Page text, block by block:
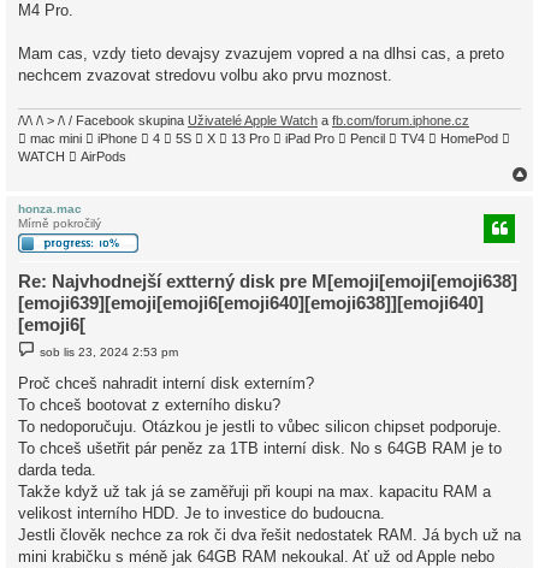
M4 Pro.
Mam cas, vzdy tieto devajsy zvazujem vopred a na dlhsi cas, a preto
nechcem zvazovat stredovu volbu ako prvu moznost.
/\/\ /\ > /\ / Facebook skupina Uživatelé Apple Watch a fb.com/forum.iphone.cz
 mac mini  iPhone  4  5S  X  13 Pro  iPad Pro  Pencil  TV4  HomePod 
WATCH  AirPods
honza.mac
Mírně pokročilý
Re: Najvhodnejší extterný disk pre M[emoji[emoji[emoji638]
[emoji639][emoji[emoji6[emoji640][emoji638]][emoji640]
[emoji6[
s
p
v
e
sob lis 23, 2024 2:53 pm
Proč chceš nahradit interní disk externím?
To chceš bootovat z externího disku?
To nedoporučuju. Otázkou je jestli to vůbec silicon chipset podporuje.
To chceš ušetřit pár peněz za 1TB interní disk. No s 64GB RAM je to
darda teda.
Takže když už tak já se zaměřuji při koupi na max. kapacitu RAM a
velikost interního HDD. Je to investice do budoucna.
Jestli člověk nechce za rok či dva řešit nedostatek RAM. Já bych už na
mini krabičku s méně jak 64GB RAM nekoukal. Ať už od Apple nebo